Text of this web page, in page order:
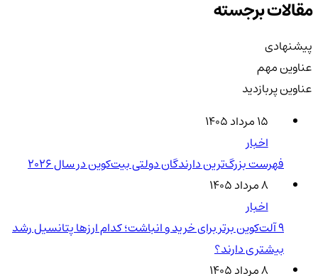
مقالات برجسته
پیشنهادی
عناوین مهم
عناوین پربازدید
۱۵ مرداد ۱۴۰۵
اخبار
فهرست بزرگ‌ترین دارندگان دولتی بیت‌کوین در سال 2026
۸ مرداد ۱۴۰۵
اخبار
۹ آلت‌کوین برتر برای خرید و انباشت؛ کدام ارزها پتانسیل رشد
بیشتری دارند؟
۸ مرداد ۱۴۰۵